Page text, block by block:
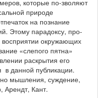
которые по-зволяют
природе
на познание
Этому парадоксу, про-
окружающих
«слепого пятна»
раскрытия его
данной публикации.
мышления, суждение,
Арендт, Кант.